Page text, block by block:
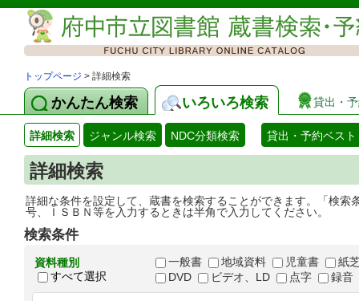
トップページ > 詳細検索
かんたん検索 いろいろ検索 貸出・
詳細検索 ジャンル検索 NDC分類検索 貸出・予約ベスト
詳細検索
詳細な条件を設定して、蔵書を検索することができます。「検
号、ＩＳＢＮ等を入力するときは半角で入力してください。
検索条件
資料種別
すべて選択
一般書 地域資料 児童書
紙
DVD
ビデオ、LD 点字 録音